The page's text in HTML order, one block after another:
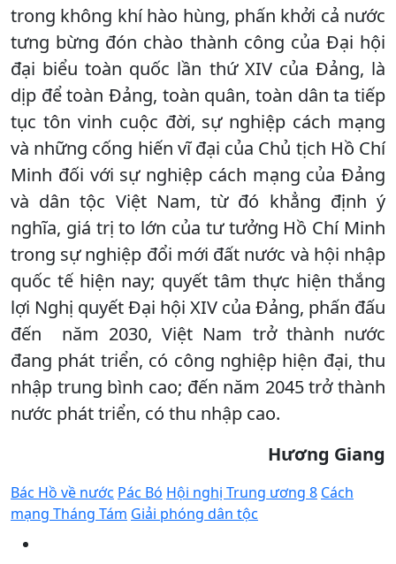
trong không khí hào hùng, phấn khởi cả nước
tưng bừng đón chào thành công của Đại hội
đại biểu toàn quốc lần thứ XIV của Đảng, là
dịp để toàn Đảng, toàn quân, toàn dân ta tiếp
tục tôn vinh cuộc đời, sự nghiệp cách mạng
và những cống hiến vĩ đại của Chủ tịch Hồ Chí
Minh đối với sự nghiệp cách mạng của Đảng
và dân tộc Việt Nam, từ đó khẳng định ý
nghĩa, giá trị to lớn của tư tưởng Hồ Chí Minh
trong sự nghiệp đổi mới đất nước và hội nhập
quốc tế hiện nay; quyết tâm thực hiện thắng
lợi Nghị quyết Đại hội XIV của Đảng, phấn đấu
đến năm 2030, Việt Nam trở thành nước
đang phát triển, có công nghiệp hiện đại, thu
nhập trung bình cao; đến năm 2045 trở thành
nước phát triển, có thu nhập cao.
Hương Giang
Bác Hồ về nước Pác Bó Hội nghị Trung ương 8 Cách
mạng Tháng Tám Giải phóng dân tộc